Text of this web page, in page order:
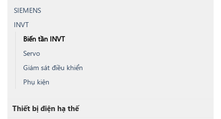
SIEMENS
INVT
Biến tần INVT
Servo
Giám sát điều khiển
Phụ kiện
Thiết bị điện hạ thế